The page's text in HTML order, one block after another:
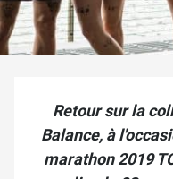
Retour sur la
Balance, à
marathon 2019